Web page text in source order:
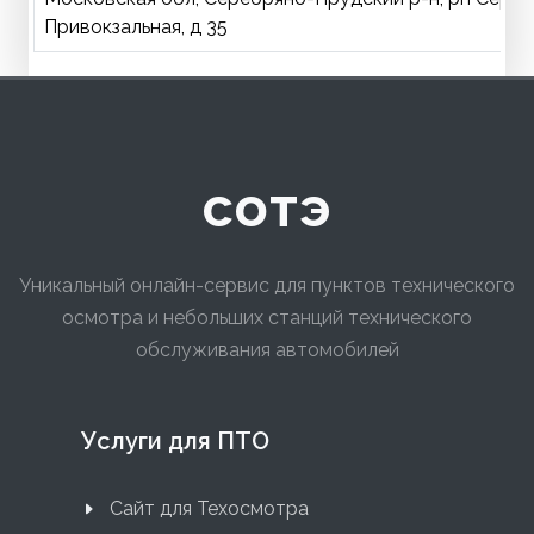
Привокзальная, д 35
сотэ
Уникальный онлайн-сервис для пунктов технического
осмотра и небольших станций технического
обслуживания автомобилей
Услуги для ПТО
Сайт для Техосмотра